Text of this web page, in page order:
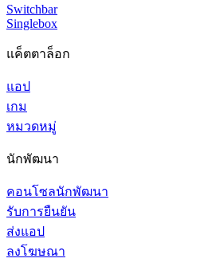
Switchbar
Singlebox
แค็ตตาล็อก
แอป
เกม
หมวดหมู่
นักพัฒนา
คอนโซลนักพัฒนา
รับการยืนยัน
ส่งแอป
ลงโฆษณา